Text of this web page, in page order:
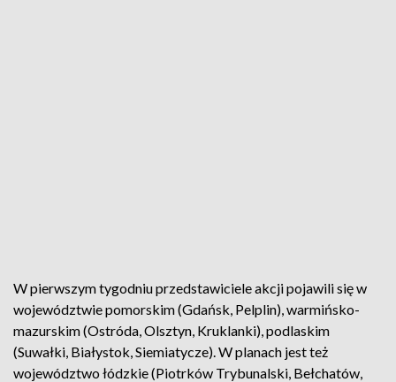
W pierwszym tygodniu przedstawiciele akcji pojawili się w
województwie pomorskim (Gdańsk, Pelplin), warmińsko-
mazurskim (Ostróda, Olsztyn, Kruklanki), podlaskim
(Suwałki, Białystok, Siemiatycze). W planach jest też
województwo łódzkie (Piotrków Trybunalski, Bełchatów,